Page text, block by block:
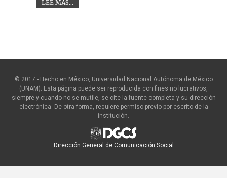
LEE MÁS...
© 2017 - Hecho en México, Universidad Nacional Autónoma de México
(UNAM). Esta página puede ser reproducida con fines no lucrativos,
siempre y cuando no se mutile, se cite la fuente completa y su dirección
electrónica. De otra forma, requiere permiso previo por escrito de la
institución.
Dirección General de Comunicación Social